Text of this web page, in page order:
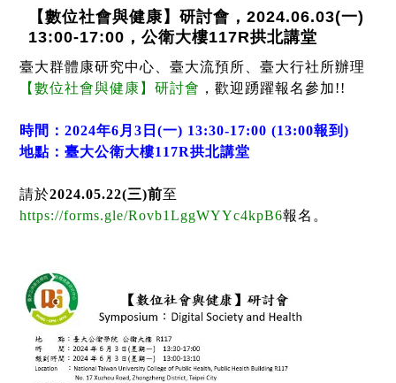
【數位社會與健康】研討會，2024.06.03(一)
13:00-17:00，公衛大樓117R拱北講堂
臺大群體康研究中心、臺大流預所、臺大行社所辦理
【數位社會與健康】研討會 ，歡迎踴躍報名參加!!
時間：2024年6 月3 日(一) 13:30-17:00 (13:00報到)
地點：臺大公衛大樓117R拱北講堂
請於2024.05.22(三)前至
https://forms.gle/Rovb1LggWYYc4kpB6報名。